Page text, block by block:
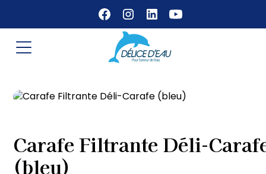
Carafe Filtrante Déli-
(bleu)